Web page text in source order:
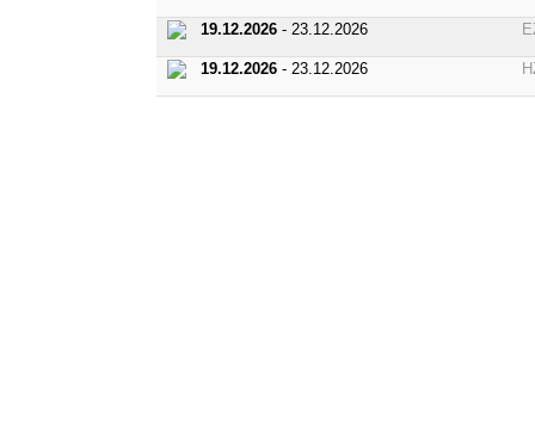
19.12.2026- 23.12.2026
19.12.2026- 23.12.2026